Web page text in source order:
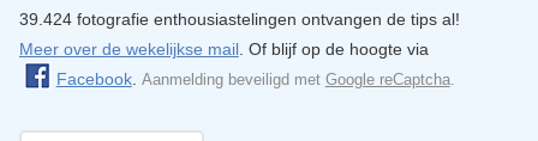
39.424 fotografie enthousiastelingen ontvangen de tips al!
Meer over de wekelijkse mail. Of blijf op de hoogte via
Facebook. Aanmelding beveiligd met Google reCaptcha.